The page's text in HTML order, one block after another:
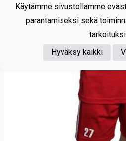
Käytämme sivustollamme
parantamiseksi sekä
Hyväksy kaikki